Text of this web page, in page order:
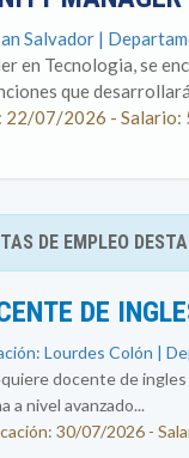
Salvador |
en Tecnologia, se
que
22/07/2026 - Salario:
DE EMPLEO
DE
Lourdes Colón |
docente de
a nivel avanzado...
30/07/2026 -